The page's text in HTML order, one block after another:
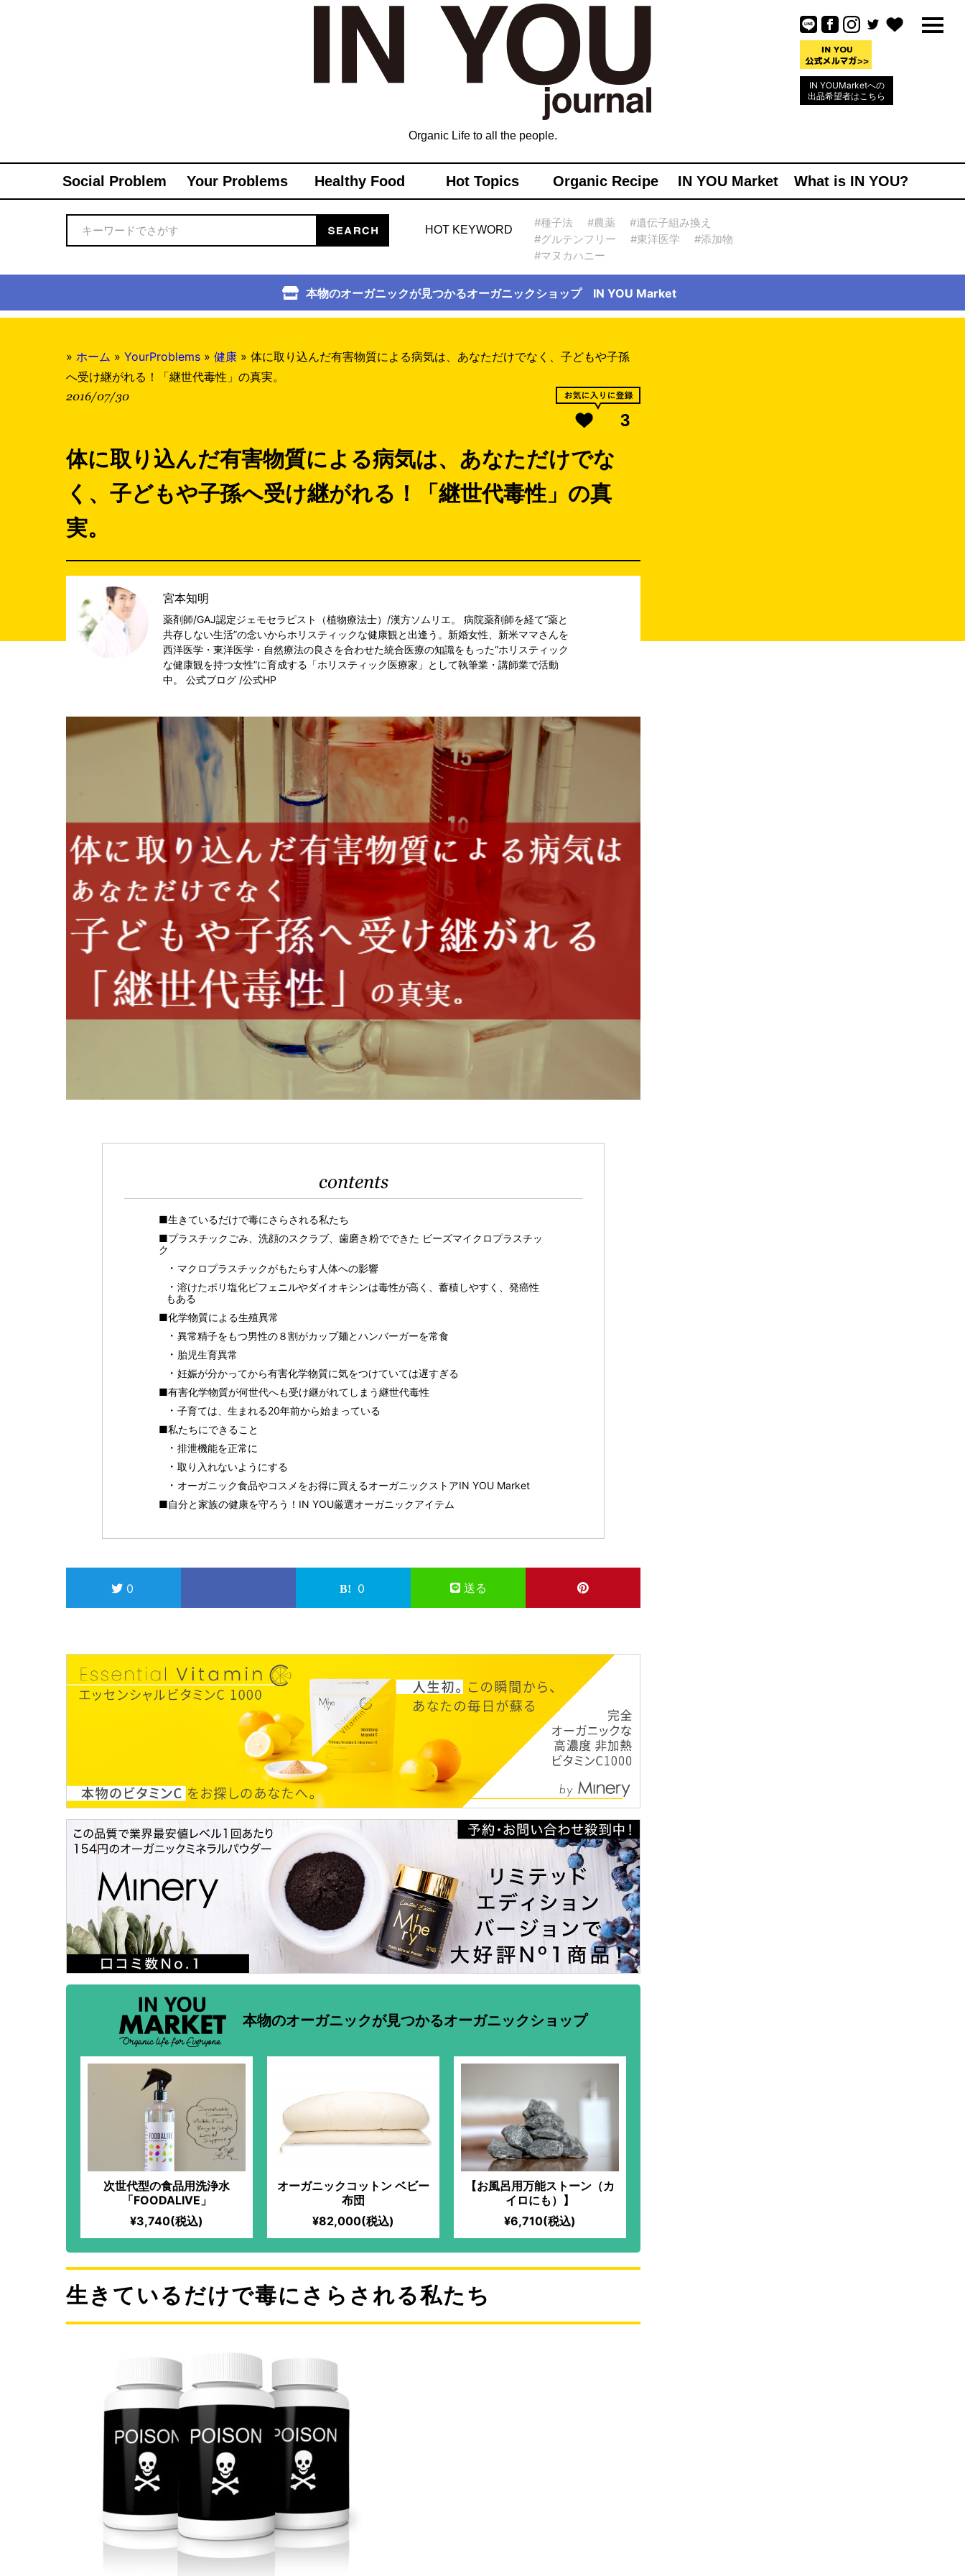
IN YOUMarketへの
出品希望者はこちら
Organic Life to all the people.
Social Problem Your Problems Healthy Food Hot Topics Organic Recipe IN YOU Market What is IN YOU?
HOT KEYWORD
#種子法 #農薬
#遺伝子組み換え
#グルテンフリー
#東洋医学
#添加物
#マヌカハニー
本物のオーガニックが見つかるオーガニックショップ IN YOU Market
» ホーム » YourProblems » 健康 » 体に取り込んだ有害物質による病気は、あなただけでなく、子どもや子孫
へ受け継がれる！「継世代毒性」の真実。
2016/07/30
3
体に取り込んだ有害物質による病気は、あなただけでな
く、子どもや子孫へ受け継がれる！「継世代毒性」の真
実。
宮本知明
薬剤師/GAJ認定ジェモセラピスト（植物療法士）/漢方ソムリエ。 病院薬剤師を経て“薬と
共存しない生活”の念いからホリスティックな健康観と出逢う。新婚女性、新米ママさんを
西洋医学・東洋医学・自然療法の良さを合わせた統合医療の知識をもった“ホリスティック
な健康観を持つ女性”に育成する「ホリスティック医療家」として執筆業・講師業で活動
中。 公式ブログ /公式HP
contents
■生きているだけで毒にさらされる私たち
■プラスチックごみ、洗顔のスクラブ、歯磨き粉でできた ビーズマイクロプラスチッ
ク
マクロプラスチックがもたらす人体への影響
溶けたポリ塩化ビフェニルやダイオキシンは毒性が高く、蓄積しやすく、発癌性
もある
■化学物質による生殖異常
異常精子をもつ男性の８割がカップ麺とハンバーガーを常食
胎児生育異常
妊娠が分かってから有害化学物質に気をつけていては遅すぎる
■有害化学物質が何世代へも受け継がれてしまう継世代毒性
子育ては、生まれる20年前から始まっている
■私たちにできること
排泄機能を正常に
取り入れないようにする
オーガニック食品やコスメをお得に買えるオーガニックストアIN YOU Market
■自分と家族の健康を守ろう！IN YOU厳選オーガニックアイテム
0 0 送る
本物のオーガニックが見つかるオーガニックショップ
次世代型の食品用洗浄水
「FOODALIVE」
¥3,740(税込)
オーガニックコットン ベビー
布団
¥82,000(税込)
【お風呂用万能ストーン（カ
イロにも）】
¥6,710(税込)
生きているだけで毒にさらされる私たち